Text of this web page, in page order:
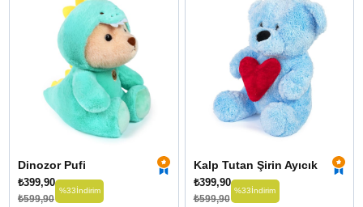
Dinozor Pufi
₺399,90
₺599,90
%33İndirim
Kalp Tutan Şirin Ayıcık
₺399,90
₺599,90
%33İndirim